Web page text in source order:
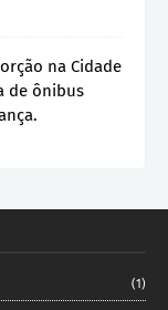
na Cidade
de ônibus
(1)